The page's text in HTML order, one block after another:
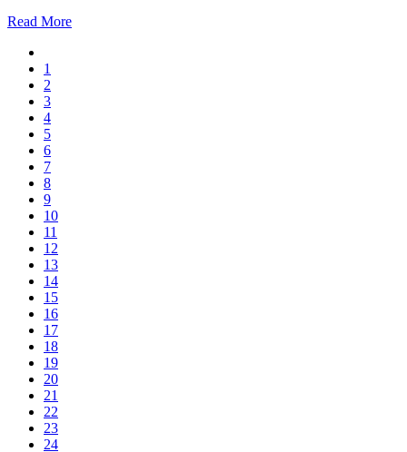
Read More
1
2
3
4
5
6
7
8
9
10
11
12
13
14
15
16
17
18
19
20
21
22
23
24